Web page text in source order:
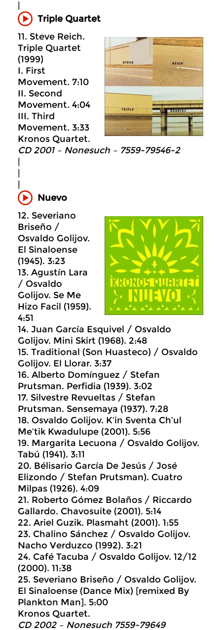
Triple Quartet
11. Steve Reich.
Triple Quartet
(1999)
I. First
Movement. 7:10
II. Second
Movement. 4:04
III. Third
Movement. 3:33
Kronos Quartet.
CD 2001 – Nonesuch ‎– 7559-79546-2
Nuevo
12. Severiano
Briseño /
Osvaldo Golijov.
El Sinaloense
(1945). 3:23
13. Agustín Lara
/ Osvaldo
Golijov. Se Me
Hizo Facil (1959).
4:51
14. Juan García Esquivel / Osvaldo
Golijov. Mini Skirt (1968). 2:48
15. Traditional (Son Huasteco) / Osvaldo
Golijov. El Llorar. 3:37
16. Alberto Domínguez / Stefan
Prutsman. Perfidia (1939). 3:02
17. Silvestre Revueltas / Stefan
Prutsman. Sensemaya (1937). 7:28
18. Osvaldo Golijov. K’in Sventa Ch’ul
Me’tik Kwadulupe (2001). 5:56
19. Margarita Lecuona / Osvaldo Golijov.
Tabú (1941). 3:11
20. Bélisario García De Jesús / José
Elizondo / Stefan Prutsman). Cuatro
Milpas (1926). 4:09
21. Roberto Gómez Bolaños / Riccardo
Gallardo. Chavosuite (2001). 5:14
22. Ariel Guzik. Plasmaht (2001). 1:55
23. Chalino Sánchez / Osvaldo Golijov.
Nacho Verduzco (1992). 3:21
24. Café Tacuba / Osvaldo Golijov. 12/12
(2000). 11:38
25. Severiano Briseño / Osvaldo Golijov.
El Sinaloense (Dance Mix) [remixed By
Plankton Man]. 5:00
Kronos Quartet.
CD 2002 – Nonesuch 7559-79649